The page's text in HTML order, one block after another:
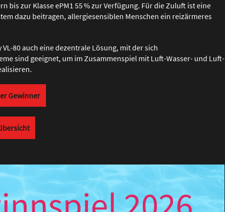
zur Klasse ePM1 55 % zur Verfügung. Für die Zuluft ist eine
dazu beitragen, allergiesensiblen Menschen ein reizärmeres
80 auch eine dezentrale Lösung, mit der sich
sind geeignet, um im Zusammenspiel mit Luft-Wasser- und Luft-
Gewinner